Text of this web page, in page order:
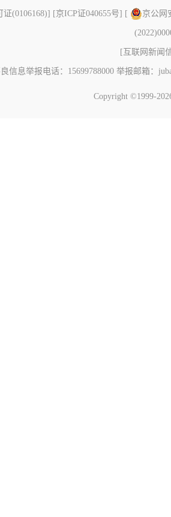
(0106168)] [京ICP证040655号] [ 京公网
[ 互联网新闻
信息举报电话：15699788000 举报邮箱：
Copyright ©1999-